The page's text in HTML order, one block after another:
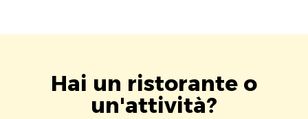
Hai un ristorante o
un'attività?